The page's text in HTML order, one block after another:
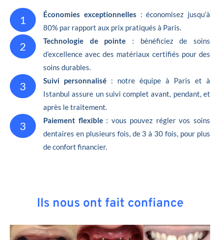
1 Économies exceptionnelles : économisez jusqu’à
80% par rapport aux prix pratiqués à Paris.
2 Technologie de pointe : bénéficiez de soins
d’excellence avec des matériaux certifiés pour des
soins durables.
3 Suivi personnalisé : notre équipe à Paris et à
Istanbul assure un suivi complet avant, pendant, et
après le traitement.
3 Paiement flexible: vous pouvez régler vos soins
dentaires en plusieurs fois, de 3 à 30 fois, pour plus
de confort financier.
Ils nous ont fait confiance